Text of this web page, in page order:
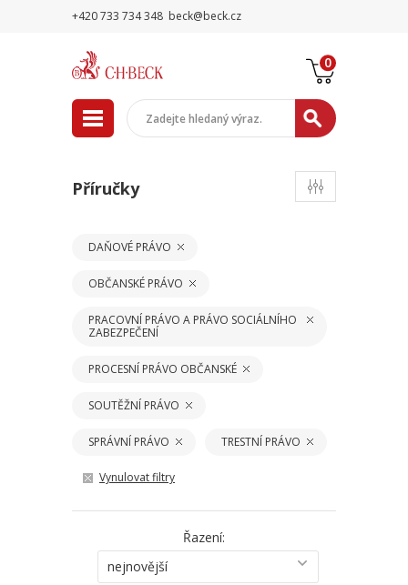
+420 733 734 348 beck@beck.cz
0
Příručky
DAŇOVÉ PRÁVO
OBČANSKÉ PRÁVO
PRACOVNÍ PRÁVO A PRÁVO SOCIÁLNÍHO
ZABEZPEČENÍ
PROCESNÍ PRÁVO OBČANSKÉ
SOUTĚŽNÍ PRÁVO
SPRÁVNÍ PRÁVO TRESTNÍ PRÁVO
Vynulovat filtry
Řazení:
nejnovější